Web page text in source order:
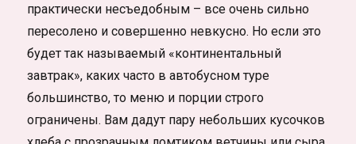
практически несъедобным – все очень сильно
пересолено и совершенно невкусно. Но если это
будет так называемый «континентальный
завтрак», каких часто в автобусном туре
большинство, то меню и порции строго
ограничены. Вам дадут пару небольших кусочков